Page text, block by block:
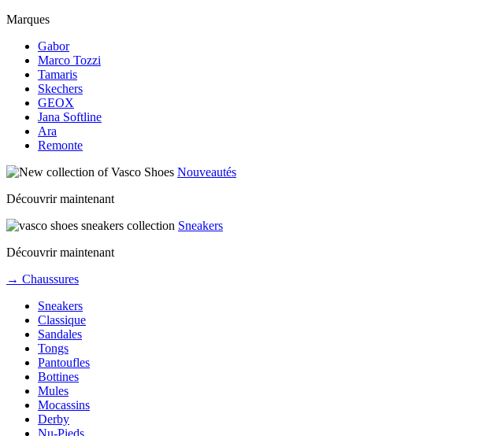
Marques
Gabor
Marco Tozzi
Tamaris
Skechers
GEOX
Jana Softline
Ara
Remonte
Nouveautés
Découvrir maintenant
Sneakers
Découvrir maintenant
→ Chaussures
Sneakers
Classique
Sandales
Tongs
Pantoufles
Bottines
Mules
Mocassins
Derby
Nu-Pieds